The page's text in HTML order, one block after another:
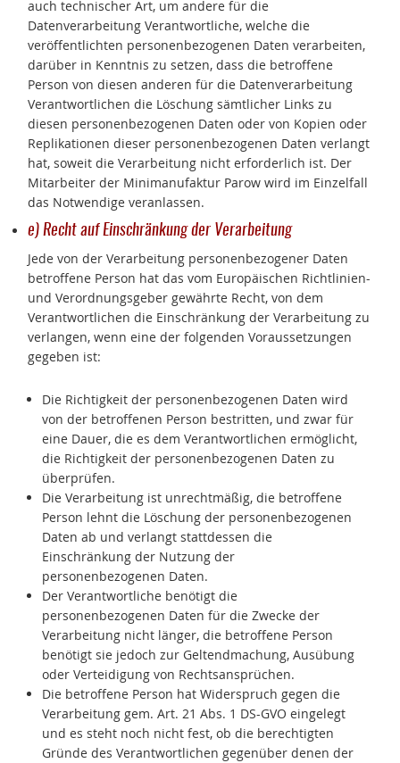
auch technischer Art, um andere für die
Datenverarbeitung Verantwortliche, welche die
veröffentlichten personenbezogenen Daten verarbeiten,
darüber in Kenntnis zu setzen, dass die betroffene
Person von diesen anderen für die Datenverarbeitung
Verantwortlichen die Löschung sämtlicher Links zu
diesen personenbezogenen Daten oder von Kopien oder
Replikationen dieser personenbezogenen Daten verlangt
hat, soweit die Verarbeitung nicht erforderlich ist. Der
Mitarbeiter der Minimanufaktur Parow wird im Einzelfall
das Notwendige veranlassen.
e) Recht auf Einschränkung der Verarbeitung
Jede von der Verarbeitung personenbezogener Daten
betroffene Person hat das vom Europäischen Richtlinien-
und Verordnungsgeber gewährte Recht, von dem
Verantwortlichen die Einschränkung der Verarbeitung zu
verlangen, wenn eine der folgenden Voraussetzungen
gegeben ist:
Die Richtigkeit der personenbezogenen Daten wird
von der betroffenen Person bestritten, und zwar für
eine Dauer, die es dem Verantwortlichen ermöglicht,
die Richtigkeit der personenbezogenen Daten zu
überprüfen.
Die Verarbeitung ist unrechtmäßig, die betroffene
Person lehnt die Löschung der personenbezogenen
Daten ab und verlangt stattdessen die
Einschränkung der Nutzung der
personenbezogenen Daten.
Der Verantwortliche benötigt die
personenbezogenen Daten für die Zwecke der
Verarbeitung nicht länger, die betroffene Person
benötigt sie jedoch zur Geltendmachung, Ausübung
oder Verteidigung von Rechtsansprüchen.
Die betroffene Person hat Widerspruch gegen die
Verarbeitung gem. Art. 21 Abs. 1 DS-GVO eingelegt
und es steht noch nicht fest, ob die berechtigten
Gründe des Verantwortlichen gegenüber denen der